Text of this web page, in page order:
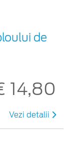
de
14,80
Vezi detalii